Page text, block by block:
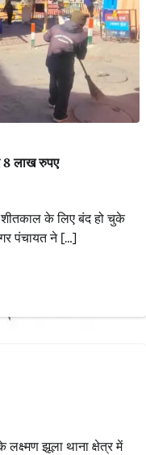
लाख रुपए
शीतकाल के लिए बंद हो चुके
पंचायत ने […]
झूला थाना क्षेत्र में